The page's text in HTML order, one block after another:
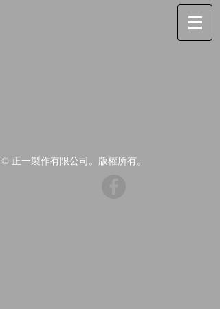
© 正一製作有限公司。版權所有。